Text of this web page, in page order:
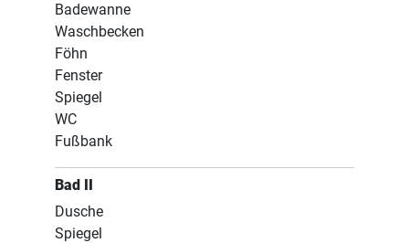
Badewanne
Waschbecken
Föhn
Fenster
Spiegel
WC
Fußbank
Bad II
Dusche
Spiegel